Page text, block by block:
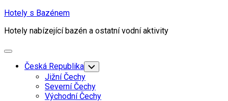
Skip
content
Hotely s Bazénem
Hotely nabízející bazén a ostatní vodní aktivity
Expand
Current
Page
Parent
Česká Republika Toggle
Child
Menu
Current
Page
Parent
Jižní Čechy
Severní Čechy
Východní Čechy